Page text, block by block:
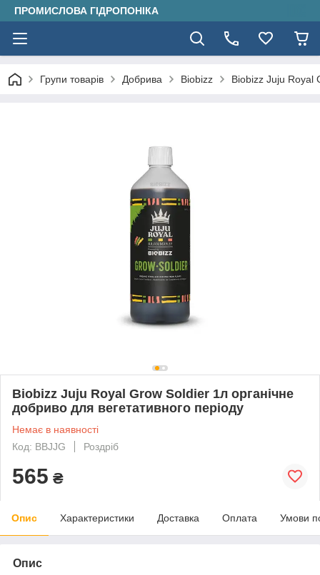
ПРОМИСЛОВА ГІДРОПОНІКА
Групи товарів Добрива Biobizz Biobizz Juju Royal
Biobizz Juju Royal Grow Soldier 1л органічне
добриво для вегетативного періоду
Немає в наявності
Код: BBJJG
Роздріб
565 ₴
Опис Характеристики Доставка Оплата Умови
Опис